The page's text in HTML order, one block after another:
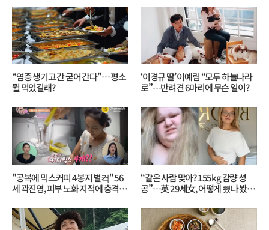
“염증 생기고 간 굳어 간다”… 평소
뭘 먹었길래?
‘이경규 딸’ 이예림 “모두 하늘나라
로”⋯반려견 6마리에 무슨 일이?
"공복에 믹스커피 4봉지 벌컥" 56
세 곽진영, 피부 노화 지적에 충격…
“같은 사람 맞아? 155kg 감량 성
공”…英 29세女, 어떻게 뺐나 봤더